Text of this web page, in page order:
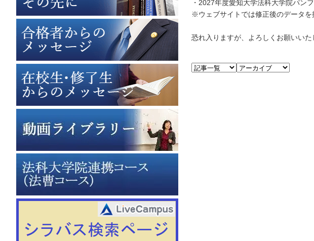
・2027年度愛知大学法科大学院パン
※ウェブサイトでは修正後のデータを
恐れ入りますが、よろしくお願いいた